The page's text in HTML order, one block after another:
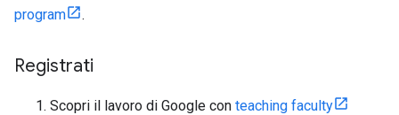
program
.
Registrati
Scopri il lavoro di Google con teaching faculty